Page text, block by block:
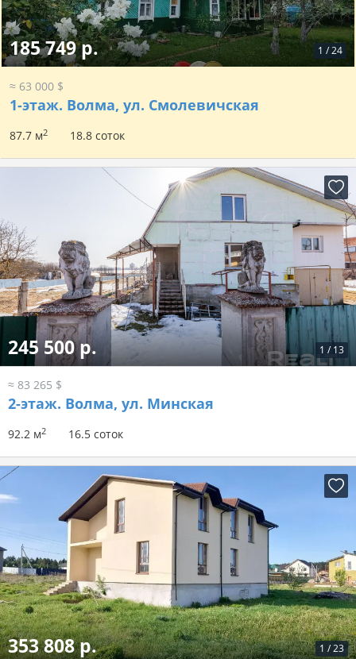
1 /24
185 749 р.
≈ 63 000 $
1-этаж. Волма, ул. Смолевичская
87.7 м2 18.8 соток
1 / 13
245 500 р.
≈ 83 265 $
2-этаж. Волма, ул. Минская
92.2 м2 16.5 соток
1 /23
353 808 р.